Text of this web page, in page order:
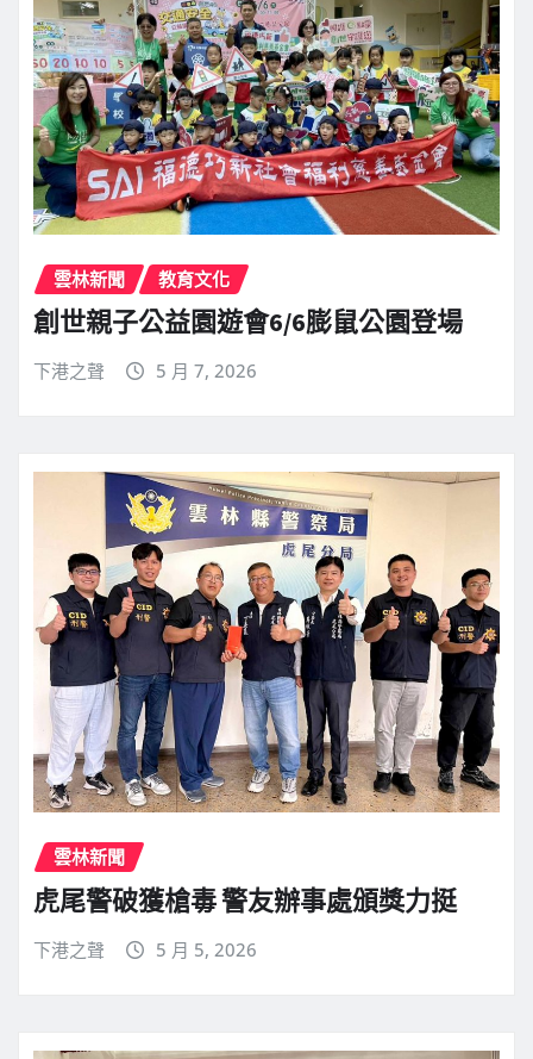
雲林新聞 教育文化
創世親子公益園遊會6/6膨鼠公園登場
下港之聲 5 月 7, 2026
雲林新聞
虎尾警破獲槍毒 警友辦事處頒獎力挺
下港之聲 5 月 5, 2026